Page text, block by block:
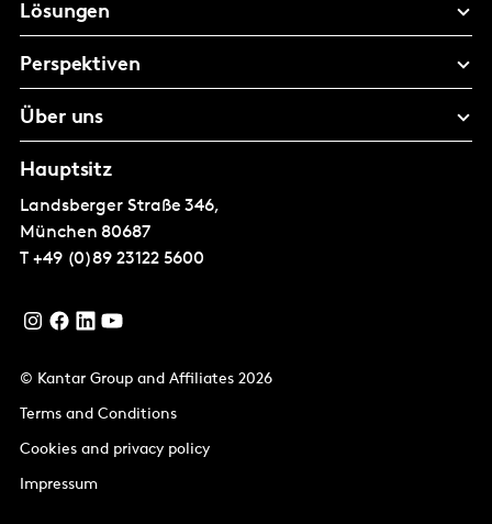
Lösungen
Perspektiven
Über uns
Hauptsitz
Landsberger Straße 346,
München 80687
T +49 (0)89 23122 5600
© Kantar Group and Affiliates 2026
Terms and Conditions
Cookies and privacy policy
Impressum